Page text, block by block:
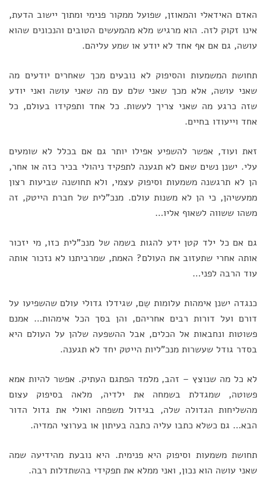
האדם האידאלי והמאוזן, שפועל ממקור פנימי ומתוך יישוב הדעת,
אינו זקוק לזה. הוא מרגיש מלא מהמעשים הטובים והנכונים שהוא
עושה, גם אם אף אחד לא יודע או שמע עליהם.
תחושת המשמעות והסיפוק לא נובעים מכך שאחרים יודעים מה
שאני עושה, אלא מכך שאני שלם עם מה שאני עושה ואני יודע
שזה כרגע מה שאני צריך לעשות. כל אחד ותפקידו בעולם, כל
אחד וייעודו בחיים.
זאת ועוד, אפשר להשפיע אפילו יותר גם אם בכלל לא שומעים
עלי. ישנן נשים שאם לא תגענה לתפקיד ניהולי בכיר כזה או אחר,
הן לא תרגשנה משמעות וסיפוק עצמי, ולא תחושנה שביעות רצון
ממעשיהן, כי הן לא משנות עולם. מנכ"לית של חברת הייטק, זה
משהו ששווה לשאוף אליו…
גם אם כל ילד קטן ידע להגות בשמה של מנכ"לית כזו, מי יזכור
אותה אחרי שתעזוב את העולם? האמת, שמרביתנו לא נזכור אותה
עוד הרבה לפני…
כנגדה ישנן אימהות עלומות שֵם, שגידלו גדולי עולם שהשפיעו על
דורם ועל דורות רבים אחריהם, והן בסך הכל אימהות… אמנם
פשוטות ונחבאות אל הכלים, אבל ההשפעה שלהן על העולם היא
בסדר גודל שעשרות מנכ"ליות הייטק יחד לא תגענה.
לא כל מה שנוצץ – זהב, מלמד הפתגם העתיק. אפשר להיות אמא
פשוטה, שמגדלת בשמחה את ילדיה, מלאה בסיפוק עצום
מהשליחות הגדולה שלה, בגידול משפחה ואולי את גדול הדור
הבא… גם כשלא כתבו עליה כתבה בעיתון או בערוצי המדיה.
תחושת משמעות וסיפוק היא פנימית. היא נובעת מהידיעה שמה
שאני עושה הוא נכון, ואני ממלא את תפקידי בהשתדלות רבה.